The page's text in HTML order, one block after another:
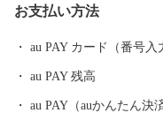
桑半島や岩井崎，内陸部
わる金山跡など、多くの
て人気沸騰中の気仙沼ホ
としての一面も持っています。 東日本大震災により
お支払い方法
au PAY カード（番号入
au PAY 残高
au PAY（auかんたん決